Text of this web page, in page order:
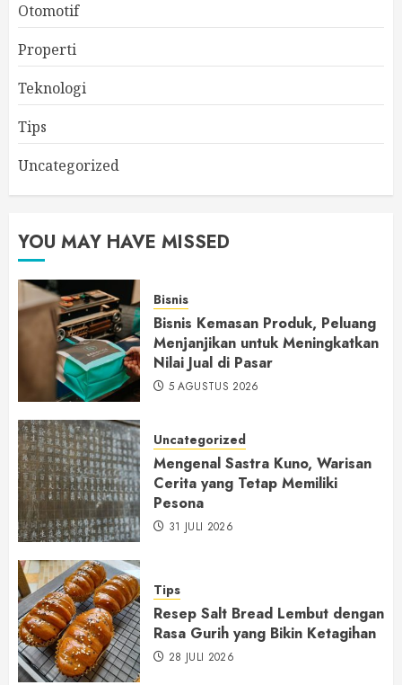
Otomotif
Properti
Teknologi
Tips
Uncategorized
YOU MAY HAVE MISSED
Bisnis
Bisnis Kemasan Produk, Peluang
Menjanjikan untuk Meningkatkan
Nilai Jual di Pasar
5 AGUSTUS 2026
Uncategorized
Mengenal Sastra Kuno, Warisan
Cerita yang Tetap Memiliki
Pesona
31 JULI 2026
Tips
Resep Salt Bread Lembut dengan
Rasa Gurih yang Bikin Ketagihan
28 JULI 2026